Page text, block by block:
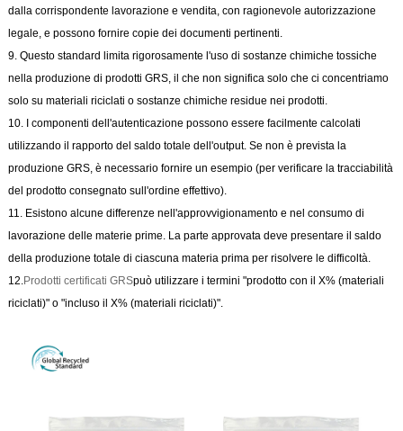
dalla corrispondente lavorazione e vendita, con ragionevole autorizzazione
legale, e possono fornire copie dei documenti pertinenti.
9. Questo standard limita rigorosamente l'uso di sostanze chimiche tossiche
nella produzione di prodotti GRS, il che non significa solo che ci concentriamo
solo su materiali riciclati o sostanze chimiche residue nei prodotti.
10. I componenti dell'autenticazione possono essere facilmente calcolati
utilizzando il rapporto del saldo totale dell'output. Se non è prevista la
produzione GRS, è necessario fornire un esempio (per verificare la tracciabilità
del prodotto consegnato sull'ordine effettivo).
11. Esistono alcune differenze nell'approvvigionamento e nel consumo di
lavorazione delle materie prime. La parte approvata deve presentare il saldo
della produzione totale di ciascuna materia prima per risolvere le difficoltà.
12. Prodotti certificati GRSpuò utilizzare i termini "prodotto con il X% (materiali
riciclati)" o "incluso il X% (materiali riciclati)".